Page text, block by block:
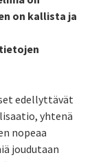
on kallista ja
edellyttävät
yhtenä
nopeaa
joudutaan